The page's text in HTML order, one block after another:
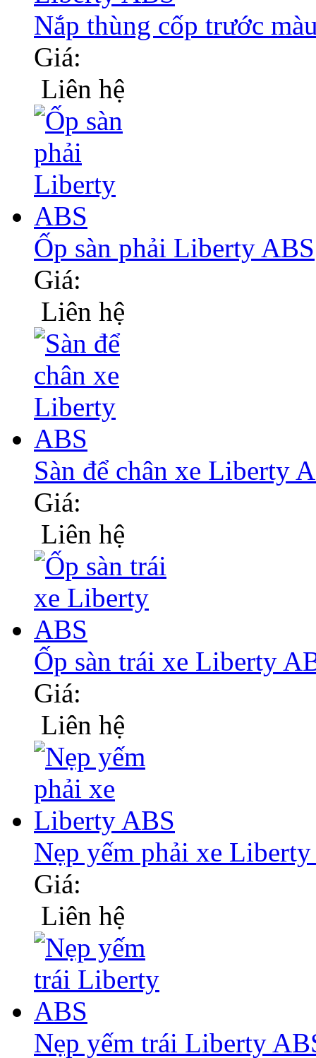
Nắp thùng cốp trước
Giá:
Liên hệ
Ốp sàn phải Liberty ABS
Giá:
Liên hệ
Sàn để chân xe Liberty
Giá:
Liên hệ
Ốp sàn trái xe Liberty
Giá:
Liên hệ
Nẹp yếm phải xe
Giá:
Liên hệ
Nẹp yếm trái Liberty